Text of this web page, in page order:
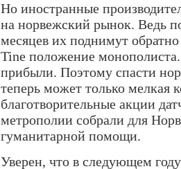
Но иностранные
на норвежский рынок. Ведь
месяцев их поднимут
Tine положение
прибыли. Поэтому спасти
теперь может только мелкая
благотворительные акции
метрополии собрали для
гуманитарной помощи.
Уверен, что в следующем